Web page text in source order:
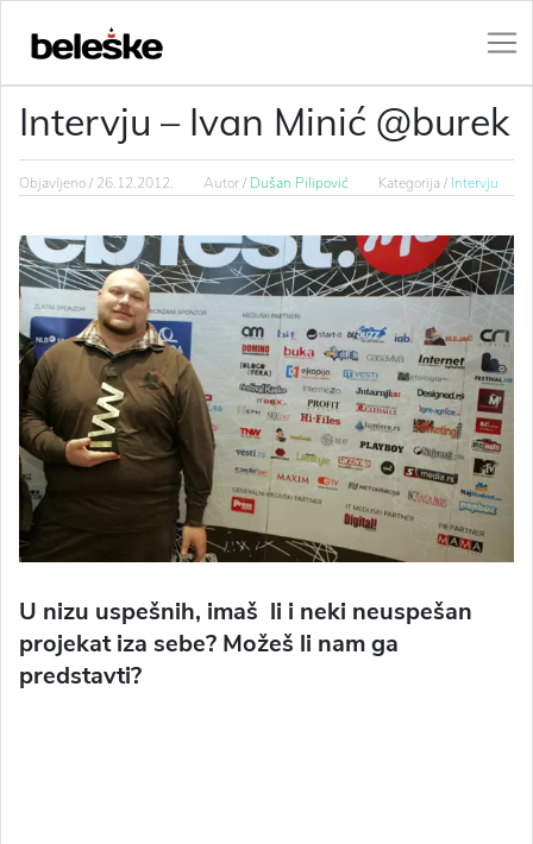
Intervju – Ivan Minić @burek
Objavljeno / 26.12.2012. Autor / Dušan Pilipović Kategorija / Intervju
U nizu uspešnih, imaš li i neki neuspešan
projekat iza sebe? Možeš li nam ga
predstavti?